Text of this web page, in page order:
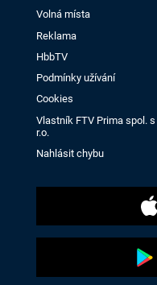
Volná místa
Reklama
HbbTV
Podmínky užívání
Cookies
Vlastník FTV Prima spol. s
r.o.
Nahlásit chybu